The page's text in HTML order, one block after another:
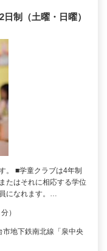
制（土曜・日曜）
。 ■学童クラブは4年制
たはそれに相応する学位
になれます。…
）
地下鉄南北線「泉中央